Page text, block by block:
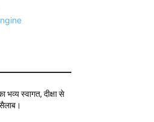
भव्य स्वागत, दीक्षा से